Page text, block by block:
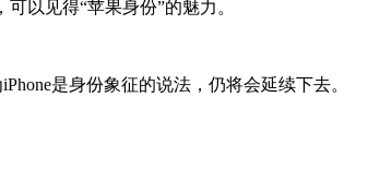
以见得“苹果身份”的魅力。
是身份象征的说法，仍将会延续下去。